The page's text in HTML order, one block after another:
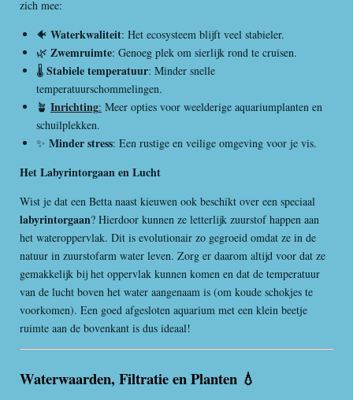
zich mee:
🐠 Waterkwaliteit: Het ecosysteem blijft veel stabieler.
🌿 Zwemruimte: Genoeg plek om sierlijk rond te cruisen.
🌡️ Stabiele temperatuur: Minder snelle
temperatuurschommelingen.
🪴 Inrichting: Meer opties voor weelderige aquariumplanten en
schuilplekken.
✨ Minder stress: Een rustige en veilige omgeving voor je vis.
Het Labyrintorgaan en Lucht
Wist je dat een Betta naast kieuwen ook beschikt over een speciaal
labyrintorgaan? Hierdoor kunnen ze letterlijk zuurstof happen aan
het wateroppervlak. Dit is evolutionair zo gegroeid omdat ze in de
natuur in zuurstofarm water leven. Zorg er daarom altijd voor dat ze
gemakkelijk bij het oppervlak kunnen komen en dat de temperatuur
van de lucht boven het water aangenaam is (om koude schokjes te
voorkomen). Een goed afgesloten aquarium met een klein beetje
ruimte aan de bovenkant is dus ideaal!
Waterwaarden, Filtratie en Planten 💧